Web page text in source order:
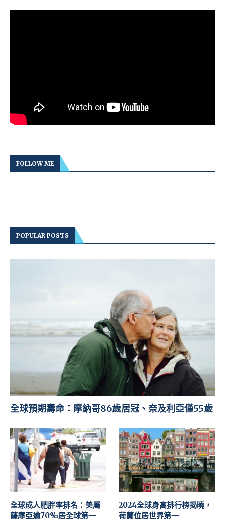
FOLLOW ME
POPULAR POSTS
全球預期壽命：摩納哥86歲居冠、奈及利亞僅55歲
全球成人肥胖率排名：美屬
薩摩亞逾70%居全球第一
2024全球身高排行榜揭曉，
荷蘭位居世界第一